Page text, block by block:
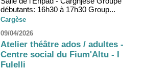
débutants: 16h30 à 17h30 Group...
Cargèse
09/04/2026
Atelier théâtre ados / adultes -
Centre social du Fium'Altu - I
Fulelli